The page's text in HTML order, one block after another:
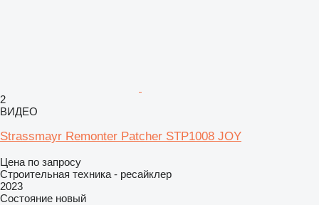
2
ВИДЕО
Strassmayr Remonter Patcher STP1008 JOY
Цена по запросу
Строительная техника - ресайклер
2023
Состояние новый